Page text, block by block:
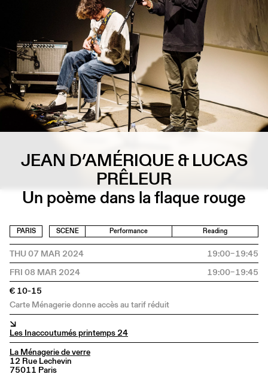
JEAN D’AMÉRIQUE & LUCAS
PRÊLEUR
Un poème dans la flaque rouge
PARIS SCENE Performance Reading
THU 07 MAR 2024
19:00–19:45
FRI 08 MAR 2024
19:00–19:45
€ 10-15
Carte Ménagerie donne accès au tarif réduit
↘
Les Inaccoutumés printemps 24
La Ménagerie de verre
12 Rue Lechevin
75011 Paris